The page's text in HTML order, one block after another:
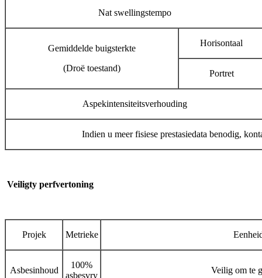
Nat swellingstempo
Gemiddelde buigsterkte
(Droë toestand)
Horisontaal
Portret
Aspekintensiteitsverhouding
Indien u meer fisiese prestasiedata benodig,
Veiligty perfvertoning
Projek Metrieke
Asbesinhoud
100%
asbesvry
Veilig om te